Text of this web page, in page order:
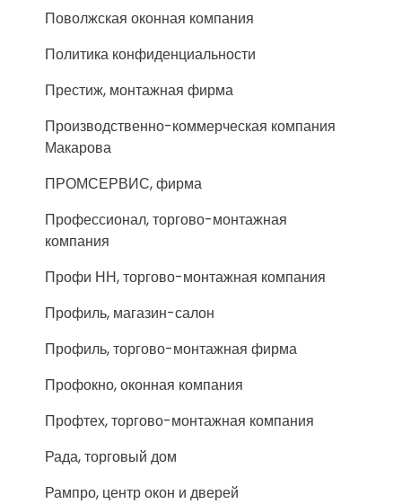
Поволжская оконная компания
Политика конфиденциальности
Престиж, монтажная фирма
Производственно-коммерческая компания
Макарова
ПРОМСЕРВИС, фирма
Профессионал, торгово-монтажная
компания
Профи НН, торгово-монтажная компания
Профиль, магазин-салон
Профиль, торгово-монтажная фирма
Профокно, оконная компания
Профтех, торгово-монтажная компания
Рада, торговый дом
Рампро, центр окон и дверей